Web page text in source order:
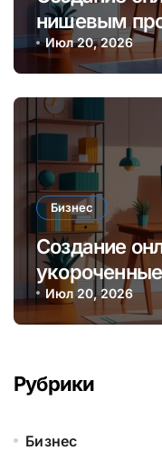
нишевым
навыкам
экспертизы
Июл 20, 2026
Бизнес
Создание
заработка и
Июл 20, 2026
Рубрики
Бизнес